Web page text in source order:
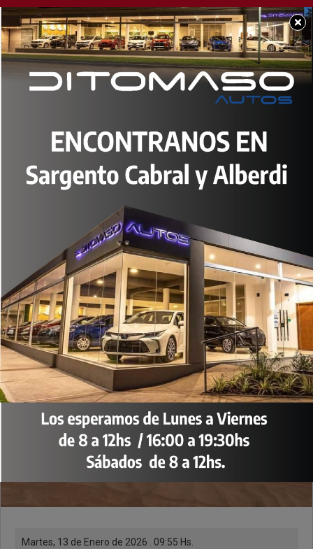
×
SOCIEDAD
Pinamar: Un niño de
ocho años está
internado en estado
crítico tras un choque
en La Frontera
Martes, 13 de Enero de 2026 . 09:55 Hs.